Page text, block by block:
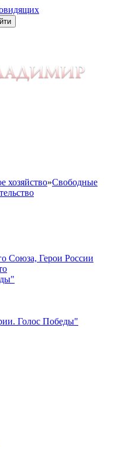
хозяйство»Свободные
Союза, Герои России
Голос Победы"